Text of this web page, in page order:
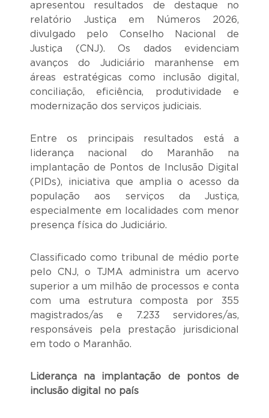
apresentou resultados de destaque no
relatório Justiça em Números 2026,
divulgado pelo Conselho Nacional de
Justiça (CNJ). Os dados evidenciam
avanços do Judiciário maranhense em
áreas estratégicas como inclusão digital,
conciliação, eficiência, produtividade e
modernização dos serviços judiciais.
Entre os principais resultados está a
liderança nacional do Maranhão na
implantação de Pontos de Inclusão Digital
(PIDs), iniciativa que amplia o acesso da
população aos serviços da Justiça,
especialmente em localidades com menor
presença física do Judiciário.
Classificado como tribunal de médio porte
pelo CNJ, o TJMA administra um acervo
superior a um milhão de processos e conta
com uma estrutura composta por 355
magistrados/as e 7.233 servidores/as,
responsáveis pela prestação jurisdicional
em todo o Maranhão.
Liderança na implantação de pontos de
inclusão digital no país